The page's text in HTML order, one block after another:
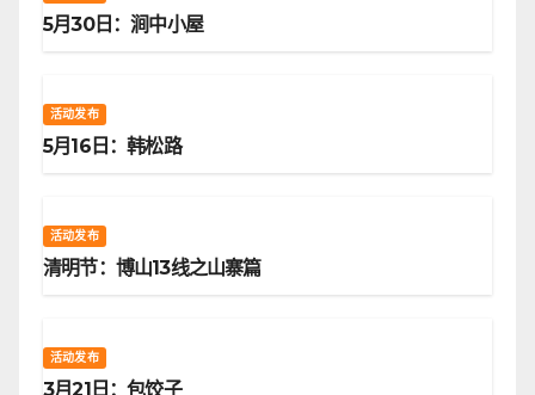
5月30日：涧中小屋
活动发布
5月16日：韩松路
活动发布
清明节：博山13线之山寨篇
活动发布
3月21日：包饺子